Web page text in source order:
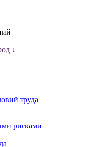
труда
рисками